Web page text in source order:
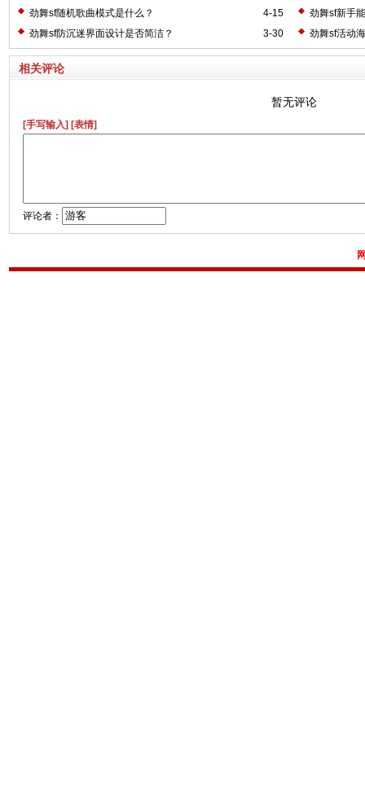
4-15
劲舞sf随机歌曲模式是什么？
劲舞sf新手
3-30
劲舞sf防沉迷界面设计是否简洁？ 劲舞sf活动
相关评论
暂无评论
[手写输入] [表情]
评论者：